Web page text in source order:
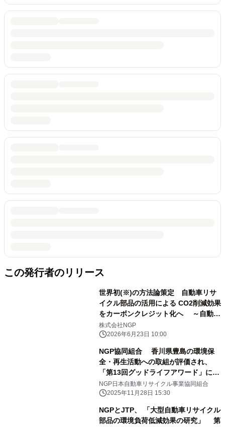
この発行者のリリース
世界初(※)の方法論策定 自動車リサ
イクル部品の活用による CO2削減効果
をカーボンクレジット化へ ～自動車
リサイクル部品活用による新方法論
で、 自動車産業の脱炭素と循環経済を
株式会社NGP
2026年6月23日 10:00
NGP協同組合 香川県豊島の環境保
全・再生活動への取組が評価され、
「第13回グッドライフアワード」にて
「実行委員会特別賞 環境ひとづくり
賞」を受賞
NGP日本自動車リサイクル事業協同組合
2025年11月28日 15:30
NGPとJTP、 「大型自動車リサイクル
部品の環境負荷低減効果の研究」 第